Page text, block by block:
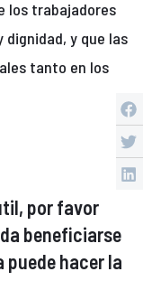
los trabajadores
y que las
tanto en los
por favor
beneficiarse
hacer la